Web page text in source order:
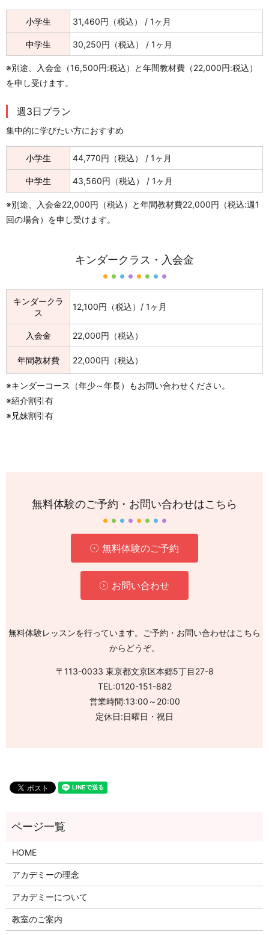
小学生 31,460円（税込） / 1ヶ月
中学生 30,250円（税込） / 1ヶ月
※別途、入会金（16,500円:税込）と年間教材費（22,000円:税込）
を申し受けます。
週3日プラン
集中的に学びたい方におすすめ
小学生 44,770円（税込） / 1ヶ月
中学生 43,560円（税込） / 1ヶ月
※別途、入会金22,000円（税込）と年間教材費22,000円（税込:週1
回の場合）を申し受けます。
キンダークラス・入会金
キンダークラ
ス
12,100円（税込）/ 1ヶ月
入会金 22,000円（税込）
年間教材費 22,000円（税込）
※キンダーコース（年少～年長）もお問い合わせください。
※紹介割引有
※兄妹割引有
無料体験のご予約・お問い合わせはこちら
無料体験のご予約
お問い合わせ
無料体験レッスンを行っています。ご予約・お問い合わせはこちら
からどうぞ。
〒113-0033 東京都文京区本郷5丁目27-8
TEL:0120-151-882
営業時間:13:00～20:00
定休日:日曜日・祝日
HOME
アカデミーの理念
アカデミーについて
教室のご案内